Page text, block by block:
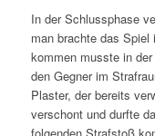
In der Schlussphase
man brachte das
kommen musste in
den Gegner im
Plaster, der bereits
verschont und durfte